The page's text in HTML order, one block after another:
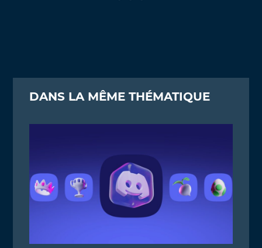
DANS LA MÊME THÉMATIQUE